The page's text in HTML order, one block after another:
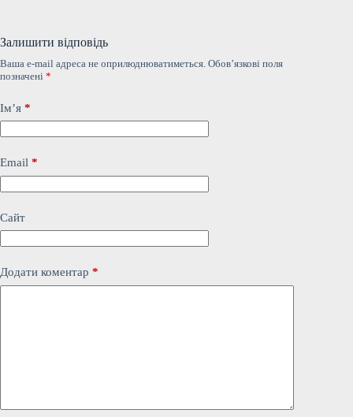
Залишити відповідь
Ваша e-mail адреса не оприлюднюватиметься. Обов’язкові поля
позначені *
Ім’я *
Email *
Сайт
Додати коментар *